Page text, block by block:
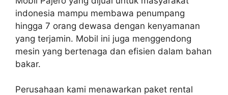
indonesia mampu membawa penumpang
hingga 7 orang dewasa dengan kenyamanan
yang terjamin. Mobil ini juga menggendong
mesin yang bertenaga dan efisien dalam bahan
bakar.
Perusahaan kami menawarkan paket rental